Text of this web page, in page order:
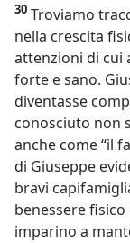
30 Troviamo
nella crescita
attenzioni di cui
forte e sano.
diventasse
conosciuto non
anche come “il
di Giuseppe
bravi
benessere
imparino a